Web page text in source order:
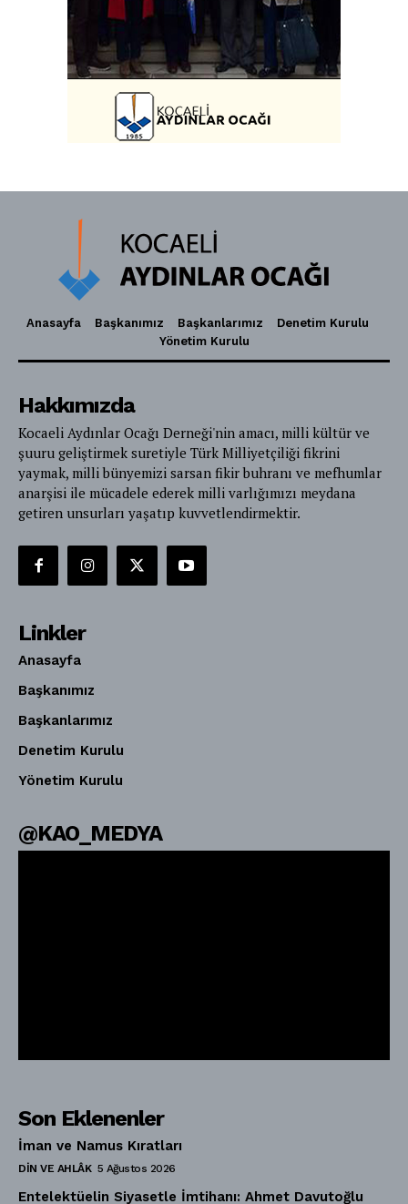
Anasayfa Başkanımız Başkanlarımız
Denetim Kurulu
Yönetim Kurulu
Hakkımızda
Kocaeli Aydınlar Ocağı Derneği'nin amacı, milli kültür ve
şuuru geliştirmek suretiyle Türk Milliyetçiliği fikrini
yaymak, milli bünyemizi sarsan fikir buhranı ve mefhumlar
anarşisi ile mücadele ederek milli varlığımızı meydana
getiren unsurları yaşatıp kuvvetlendirmektir.
Linkler
Anasayfa
Başkanımız
Başkanlarımız
Denetim Kurulu
Yönetim Kurulu
@KAO_MEDYA
Son Eklenenler
İman ve Namus Kıratları
DIN VE AHLÂK 5 Ağustos 2026
Entelektüelin Siyasetle İmtihanı: Ahmet Davutoğlu